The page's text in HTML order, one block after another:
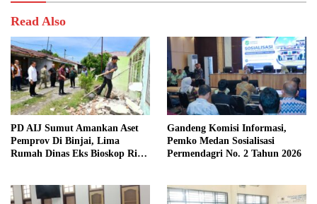
Read Also
PD AIJ Sumut Amankan Aset
Pemprov Di Binjai, Lima
Rumah Dinas Eks Bioskop Ria
Gandeng Komisi Informasi,
Pemko Medan Sosialisasi
Permendagri No. 2 Tahun 2026